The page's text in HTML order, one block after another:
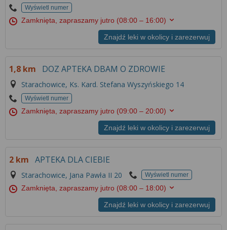
Wyświetl numer
Zamknięta, zapraszamy jutro (08:00 – 16:00)
Znajdź leki w okolicy i zarezerwuj
1,8 km DOZ APTEKA DBAM O ZDROWIE
Starachowice, Ks. Kard. Stefana Wyszyńskiego 14
Wyświetl numer
Zamknięta, zapraszamy jutro (09:00 – 20:00)
Znajdź leki w okolicy i zarezerwuj
2 km APTEKA DLA CIEBIE
Starachowice, Jana Pawła II 20 Wyświetl numer
Zamknięta, zapraszamy jutro (08:00 – 18:00)
Znajdź leki w okolicy i zarezerwuj